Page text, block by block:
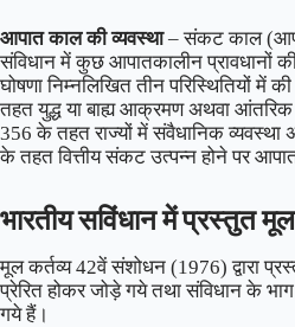
आपात काल की व्यवस्था– संकट काल
संविधान में कुछ आपातकालीन प्रावधानों
घोषणा निम्नलिखित तीन परिस्थितियों
तहत युद्ध या बाह्य आक्रमण अथवा
356 के तहत राज्यों में संवैधानिक
के तहत वित्तीय संकट उत्पन्न होने पर
भारतीय सविंधान में प्रस्तुत
मूल कर्तव्य 42वें संशोधन (1976) द्वारा
प्रेरित होकर जोड़े गये तथा संविधान के
गये हैं।